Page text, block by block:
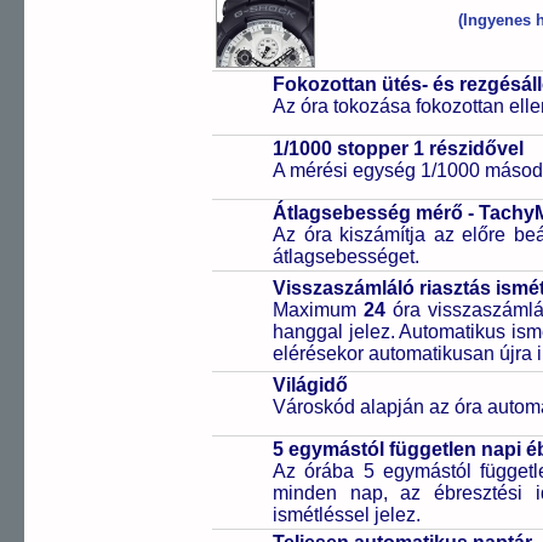
(Ingyenes
Fokozottan ütés- és
Az óra tokozása fokozottan
1/1000 stopper 1 részidővel
A mérési egység 1/1000
Átlagsebesség mérő -
Az óra kiszámítja az előre
átlagsebességet.
Visszaszámláló riasztás
Maximum24 óra
hanggal jelez. Automatikus
elérésekor automatikusan újra
Világidő
Városkód alapján az óra
5 egymástól független napi
Az órába 5 egymástól
minden nap, az ébresztési
ismétléssel jelez.